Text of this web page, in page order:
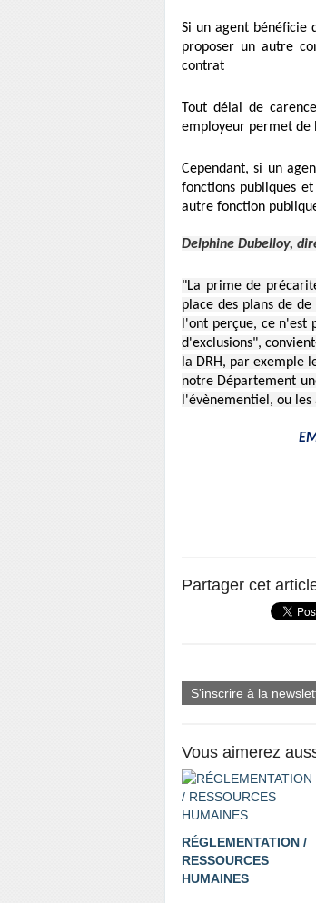
Si un agent bénéficie
proposer un autre
contrat
Tout délai de
employeur permet de
Cependant, si un
fonctions publiques
autre fonction
Delphine Dubelloy,
"La prime de
place des plans de
l'ont perçue, ce n'est
d'exclusions",
la DRH, par exemple
notre Département
l'évènementiel, ou
Partager cet
S'inscrire à la
Vous aimerez
RÉGLEMENTATION /
RESSOURCES
HUMAINES